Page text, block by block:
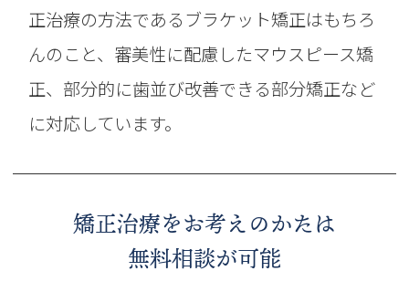
正治療の方法であるブラケット矯正はもちろ
んのこと、審美性に配慮したマウスピース矯
正、部分的に歯並び改善できる部分矯正など
に対応しています。
矯正治療をお考えのかたは
無料相談が可能